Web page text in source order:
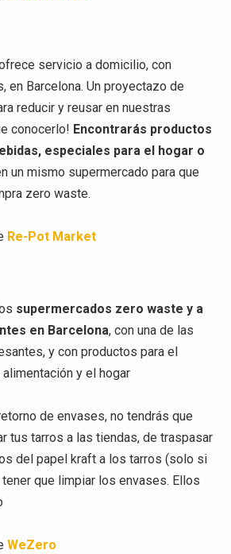
servicio a domicilio, con
en Barcelona. Un proyectazo de
reducir y reusar en nuestras
conocerlo! Encontrarás productos
especiales para el hogar o
un mismo supermercado para que
zero waste.
Re-Pot Market
supermercados zero waste y a
en Barcelona, con una de las
y con productos para el
y el hogar
de envases, no tendrás que
tus tarros a las tiendas, de traspasar
del papel kraft a los tarros (solo si
que limpiar los envases. Ellos
WeZero